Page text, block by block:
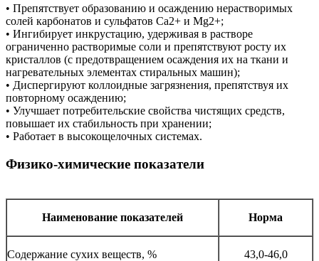
• Препятствует образованию и осаждению нерастворимых
солей карбонатов и сульфатов Ca2+ и Mg2+;
• Ингибирует инкрустацию, удерживая в растворе
ограниченно растворимые соли и препятствуют росту их
кристаллов (с предотвращением осаждения их на ткани и
нагревательных элементах стиральных машин);
• Диспергируют коллоидные загрязнения, препятствуя их
повторному осаждению;
• Улучшает потребительские свойства чистящих средств,
повышает их стабильность при хранении;
• Работает в высокощелочных системах.
Физико-химические показатели
Наименование показателей Норма
Содержание сухих веществ, % 43,0-46,0